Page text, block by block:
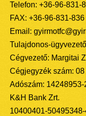
Telefon: +36-96-831-
FAX: +36-96-831-836
Email:
Tulajdonos-
Cégvezető: Margitai
Cégjegyzék szám:
Adószám: 14248953-
K&H Bank Zrt.
10400401-